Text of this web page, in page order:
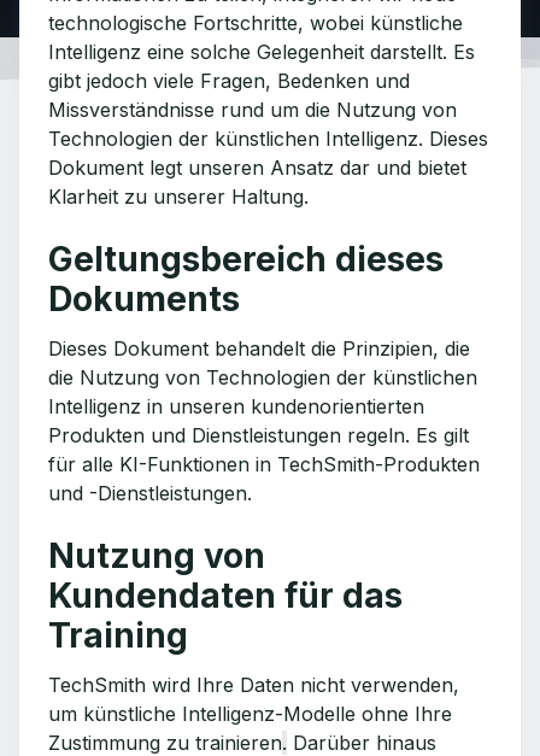
technologische Fortschritte, wobei künstliche
Intelligenz eine solche Gelegenheit darstellt. Es
gibt jedoch viele Fragen, Bedenken und
Missverständnisse rund um die Nutzung von
Technologien der künstlichen Intelligenz. Dieses
Dokument legt unseren Ansatz dar und bietet
Klarheit zu unserer Haltung.
Geltungsbereich dieses
Dokuments
Dieses Dokument behandelt die Prinzipien, die
die Nutzung von Technologien der künstlichen
Intelligenz in unseren kundenorientierten
Produkten und Dienstleistungen regeln. Es gilt
für alle KI-Funktionen in TechSmith-Produkten
und -Dienstleistungen.
Nutzung von
Kundendaten für das
Training
TechSmith wird Ihre Daten nicht verwenden,
um künstliche Intelligenz-Modelle ohne Ihre
Zustimmung zu trainieren. Darüber hinaus